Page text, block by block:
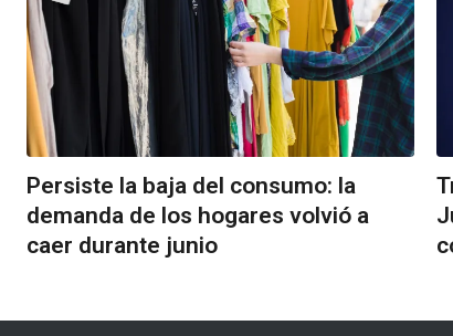
Persiste la baja del consumo: la
demanda de los hogares volvió a
caer durante junio